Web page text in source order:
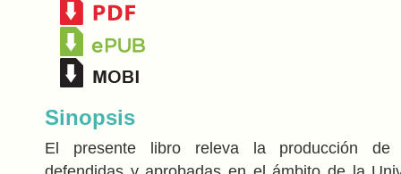
Sinopsis
El presente libro releva la producción de